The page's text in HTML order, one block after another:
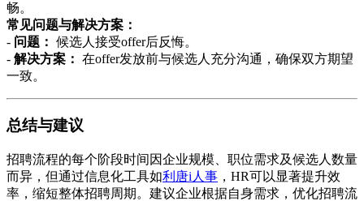
畅。
常见问题与解决方案：
- 问题： 候选人接受offer后反悔。
- 解决方案： 在offer发放前与候选人充分沟通，确保双方期望
一致。
总结与建议
招聘流程的每个阶段时间因企业规模、职位需求及候选人数量
而异，但通过信息化工具如利唐i人事 ，HR可以显著提升效
率，缩短整体招聘周期。建议企业根据自身需求，优化招聘流